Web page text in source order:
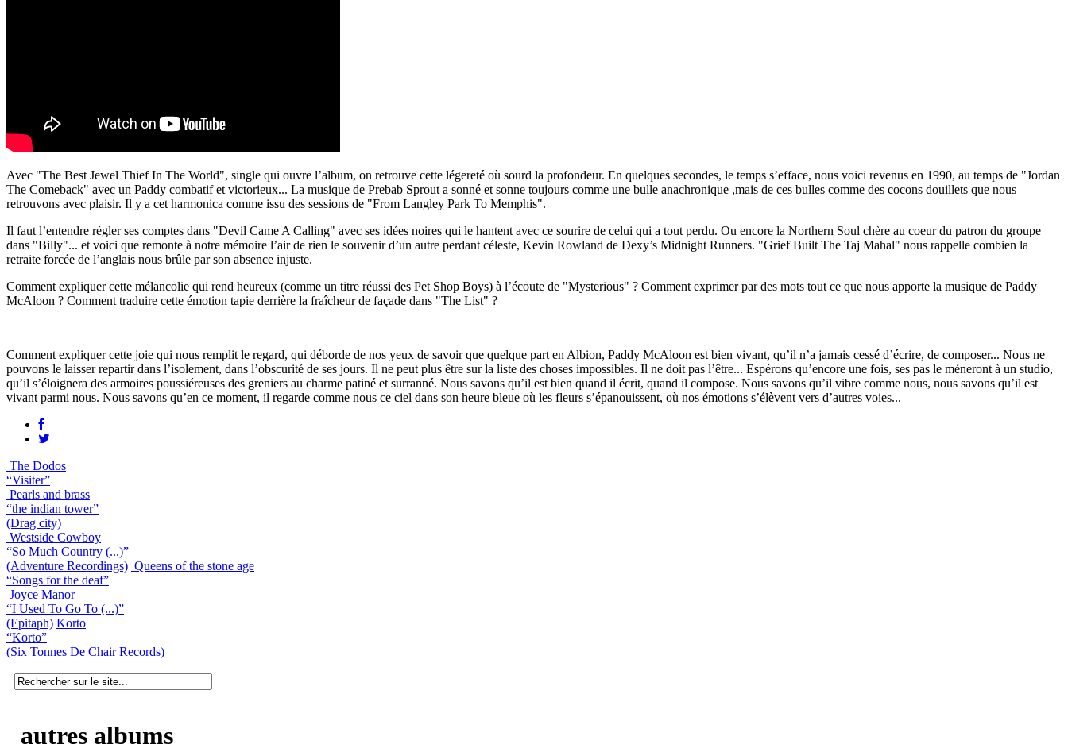
Avec "The Best Jewel Thief In The World", single qui ouvre l’album, on retrouve cette légereté où sourd la profondeur. En quelques secondes, le temps s’efface, nous voici revenus en 1990, au temps de "Jordan
The Comeback" avec un Paddy combatif et victorieux... La musique de Prebab Sprout a sonné et sonne toujours comme une bulle anachronique ,mais de ces bulles comme des cocons douillets que nous
retrouvons avec plaisir. Il y a cet harmonica comme issu des sessions de "From Langley Park To Memphis".
Il faut l’entendre régler ses comptes dans "Devil Came A Calling" avec ses idées noires qui le hantent avec ce sourire de celui qui a tout perdu. Ou encore la Northern Soul chère au coeur du patron du groupe
dans "Billy"... et voici que remonte à notre mémoire l’air de rien le souvenir d’un autre perdant céleste, Kevin Rowland de Dexy’s Midnight Runners. "Grief Built The Taj Mahal" nous rappelle combien la
retraite forcée de l’anglais nous brûle par son absence injuste.
Comment expliquer cette mélancolie qui rend heureux (comme un titre réussi des Pet Shop Boys) à l’écoute de "Mysterious" ? Comment exprimer par des mots tout ce que nous apporte la musique de Paddy
McAloon ? Comment traduire cette émotion tapie derrière la fraîcheur de façade dans "The List" ?
Comment expliquer cette joie qui nous remplit le regard, qui déborde de nos yeux de savoir que quelque part en Albion, Paddy McAloon est bien vivant, qu’il n’a jamais cessé d’écrire, de composer... Nous ne
pouvons le laisser repartir dans l’isolement, dans l’obscurité de ses jours. Il ne peut plus être sur la liste des choses impossibles. Il ne doit pas l’être... Espérons qu’encore une fois, ses pas le méneront à un studio,
qu’il s’éloignera des armoires poussiéreuses des greniers au charme patiné et surranné. Nous savons qu’il est bien quand il écrit, quand il compose. Nous savons qu’il vibre comme nous, nous savons qu’il est
vivant parmi nous. Nous savons qu’en ce moment, il regarde comme nous ce ciel dans son heure bleue où les fleurs s’épanouissent, où nos émotions s’élèvent vers d’autres voies...
The Dodos
“Visiter”
Pearls and brass
“the indian tower”
(Drag city)
Westside Cowboy
“So Much Country (...)”
(Adventure Recordings) Queens of the stone age
“Songs for the deaf”
Joyce Manor
“I Used To Go To (...)”
(Epitaph) Korto
“Korto”
(Six Tonnes De Chair Records)
autres albums